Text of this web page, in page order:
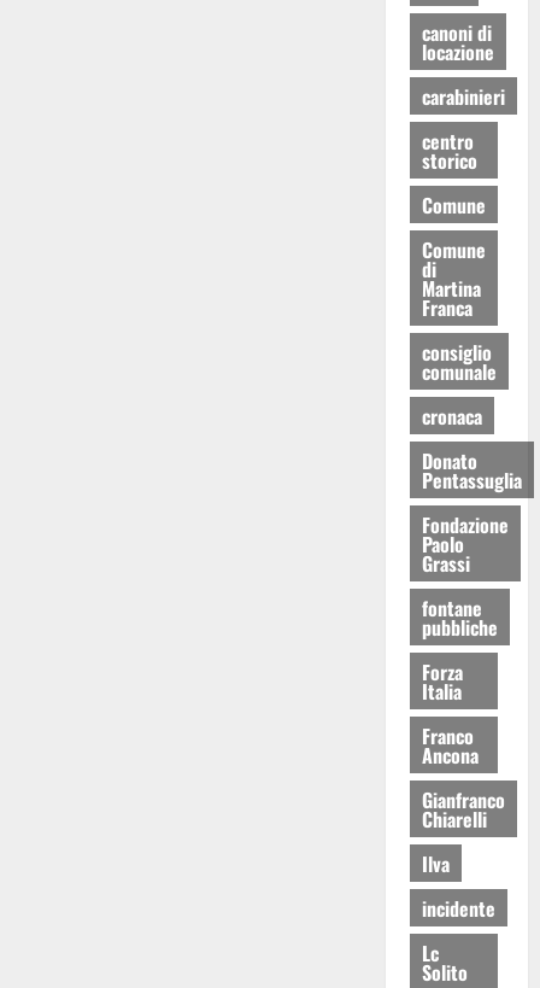
canoni di
locazione
carabinieri
centro
storico
Comune
Comune
di
Martina
Franca
consiglio
comunale
cronaca
Donato
Pentassuglia
Fondazione
Paolo
Grassi
fontane
pubbliche
Forza
Italia
Franco
Ancona
Gianfranco
Chiarelli
Ilva
incidente
Lc
Solito